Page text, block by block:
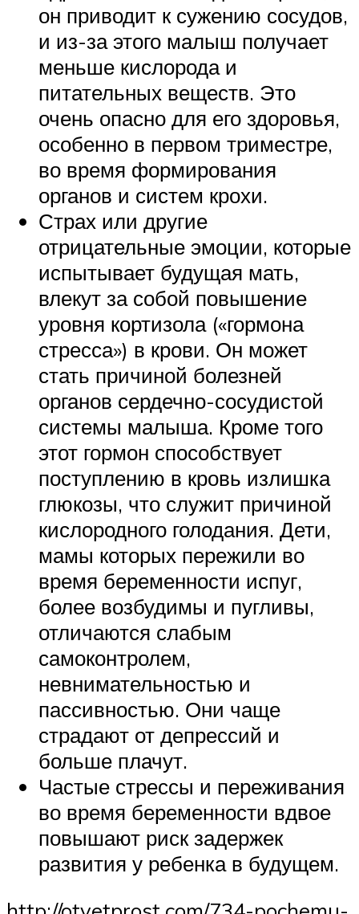
он приводит к сужению сосудов,
и из-за этого малыш получает
меньше кислорода и
питательных веществ. Это
очень опасно для его здоровья,
особенно в первом триместре,
во время формирования
органов и систем крохи.
Страх или другие
отрицательные эмоции, которые
испытывает будущая мать,
влекут за собой повышение
уровня кортизола («гормона
стресса») в крови. Он может
стать причиной болезней
органов сердечно-сосудистой
системы малыша. Кроме того
этот гормон способствует
поступлению в кровь излишка
глюкозы, что служит причиной
кислородного голодания. Дети,
мамы которых пережили во
время беременности испуг,
более возбудимы и пугливы,
отличаются слабым
самоконтролем,
невнимательностью и
пассивностью. Они чаще
страдают от депрессий и
больше плачут.
Частые стрессы и переживания
во время беременности вдвое
повышают риск задержек
развития у ребенка в будущем.